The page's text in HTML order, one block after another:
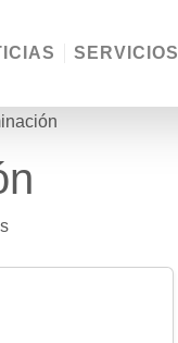
SERVICIOS